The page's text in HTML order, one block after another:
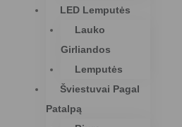
LED Lemputės
Lauko
Girliandos
Lemputės
Šviestuvai Pagal
Patalpą